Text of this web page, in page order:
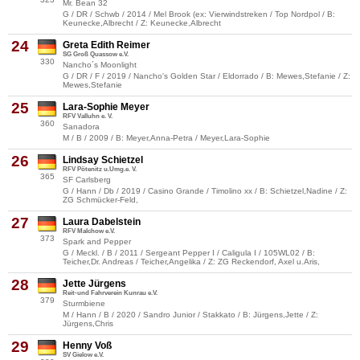
Mr. Bean 32
G / DR / Schwb / 2014 / Mel Brook (ex: Vierwindstreken / Top Nordpol / B:
Keunecke,Albrecht / Z: Keunecke,Albrecht
24
330
Greta Edith Reimer
SG Groß Quassow e.V.
Nancho´s Moonlight
G / DR / F / 2019 / Nancho's Golden Star / Eldorrado / B: Mewes,Stefanie / Z:
Mewes,Stefanie
25
360
Lara-Sophie Meyer
RFV Valluhn e. V.
Sanadora
M / B / 2009 / B: Meyer,Anna-Petra / Meyer,Lara-Sophie
26
365
Lindsay Schietzel
RFV Pötenitz u.Umg.e. V.
SF Carlsberg
G / Hann / Db / 2019 / Casino Grande / Timolino xx / B: Schietzel,Nadine / Z:
ZG Schmücker-Feld,
27
373
Laura Dabelstein
RFV Malchow e.V.
Spark and Pepper
G / Meckl. / B / 2011 / Sergeant Pepper I / Caligula I / 105WL02 / B:
Teicher,Dr. Andreas / Teicher,Angelika / Z: ZG Reckendorf, Axel u.Aris,
28
379
Jette Jürgens
Reit-und Fahrverein Kunrau e.V.
Sturmbiene
M / Hann / B / 2020 / Sandro Junior / Stakkato / B: Jürgens,Jette / Z:
Jürgens,Chris
29 Henny Voß
SV Gielow e.V.